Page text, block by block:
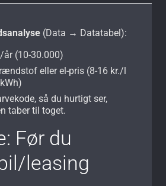
(Data → Datatabel):
år (10-30.000)
eller el-pris (8-16 kr./l
så du hurtigt ser,
taber til toget.
Før du
leasing